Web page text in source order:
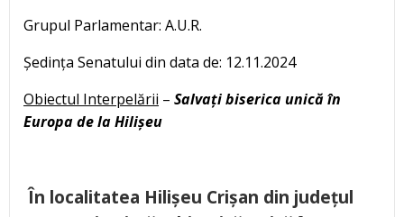
Grupul Parlamentar: A.U.R.
Ședința Senatului din data de: 12.11.2024
Obiectul Interpelării – Salvați biserica unică în
Europa de la Hilișeu
În localitatea Hilișeu Crișan din județul